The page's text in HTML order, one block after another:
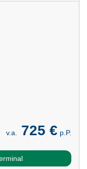
v.a. 725 € p.P.